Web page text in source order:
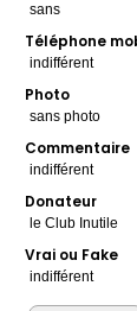
Téléphone
Photo
Commentaire
Donateur
Vrai ou Fake